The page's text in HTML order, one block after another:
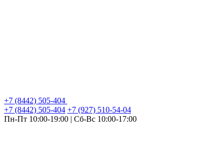
+7 (8442) 505-404
+7 (8442) 505-404 +7 (927) 510-54-04
Пн-Пт 10:00-19:00 | Сб-Вс 10:00-17:00